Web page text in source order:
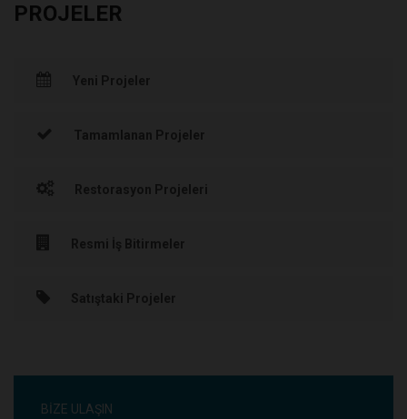
PROJELER
Yeni Projeler
Tamamlanan Projeler
Restorasyon Projeleri
Resmi İş Bitirmeler
Satıştaki Projeler
BIZE ULAŞIN